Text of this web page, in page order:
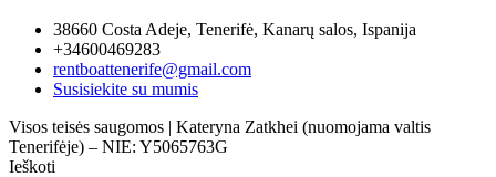
38660 Costa Adeje, Tenerifė, Kanarų salos, Ispanija
+34600469283
rentboattenerife@gmail.com
Susisiekite su mumis
Visos teisės saugomos | Kateryna Zatkhei (nuomojama valtis
Tenerifėje) – NIE: Y5065763G
Ieškoti